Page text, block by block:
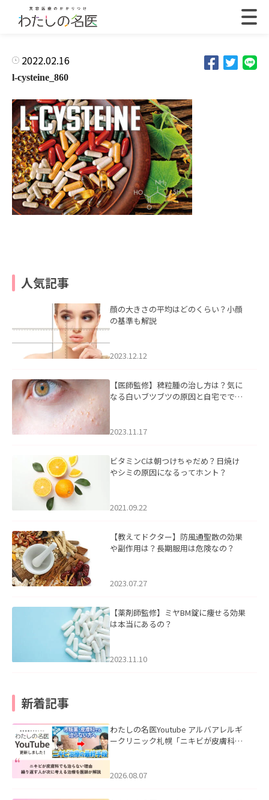
2022.02.16
l-cysteine_860
人気記事
顔の大きさの平均はどのくらい？小顔
の基準も解説
2023.12.12
【医師監修】稗粒腫の治し方は？気に
なる白いブツブツの原因と自宅ででき
2023.11.17
ビタミンCは朝つけちゃだめ？日焼け
やシミの原因になるってホント？
2021.09.22
【教えてドクター】防風通聖散の効果
や副作用は？長期服用は危険なの？
2023.07.27
【薬剤師監修】ミヤBM錠に痩せる効果
は本当にあるの？
2023.11.10
新着記事
わたしの名医Youtube アルバアレルギ
ークリニック札幌「ニキビが皮膚科で
ました。
2026.08.07